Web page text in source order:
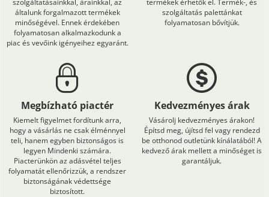
általunk forgalmazott termékek
minőségével. Ennek érdekében
folyamatosan alkalmazkodunk a
piac és vevőink igényeihez egyaránt.
szolgáltatás palettánkat
folyamatosan bővítjük.
Megbízható piactér
Kiemelt figyelmet fordítunk arra,
hogy a vásárlás ne csak élménnyel
teli, hanem egyben biztonságos is
legyen Mindenki számára.
Piacterünkön az adásvétel teljes
folyamatát ellenőrizzük, a rendszer
biztonságának védettsége
biztosított.
Kedvezményes árak
Vásárolj kedvezményes árakon!
Építsd meg, újítsd fel vagy rendezd
be otthonod outletünk kínálatából! A
kedvező árak mellett a minőséget is
garantáljuk.